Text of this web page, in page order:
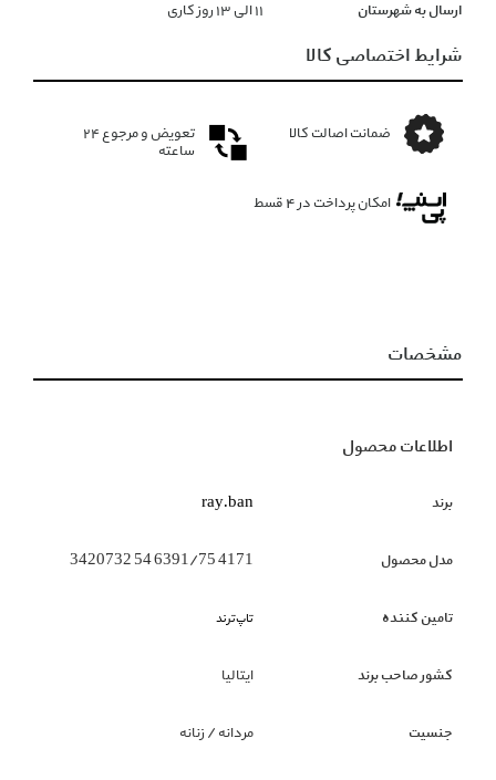
ارسال به شهرستان ١١ الی ١۳ روز کاری
شرایط اختصاصی کالا
ضمانت اصالت کالا
تعویض و مرجوع ۲۴
ساعته
امکان پرداخت در 4 قسط
مشخصات
اطلاعات محصول
برند ray.ban
مدل محصول 4171 6391/75 54 3420732
تامین کننده تاپ‌ترند
کشور صاحب برند ایتالیا
جنسیت مردانه / زنانه